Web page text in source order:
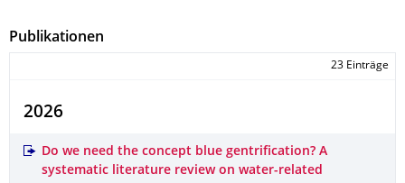
Publikationen
23 Einträge
2026
Do we need the concept blue gentrification? A
systematic literature review on water-related